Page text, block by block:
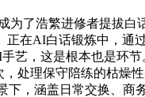
了浩繁进修者提拔白
正在AI白话锻炼中，通
艺，这是根本也是环
处理保守陪练的枯燥
下，涵盖日常交换、商